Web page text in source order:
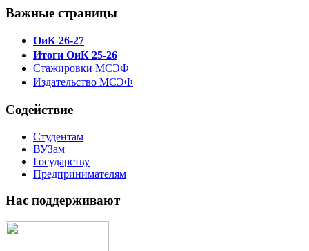
Важные страницы
ОиК 26-27
Итоги ОиК 25-26
Стажировки МСЭФ
Издательство МСЭФ
Содействие
Студентам
ВУЗам
Государству
Предпринимателям
Нас поддерживают